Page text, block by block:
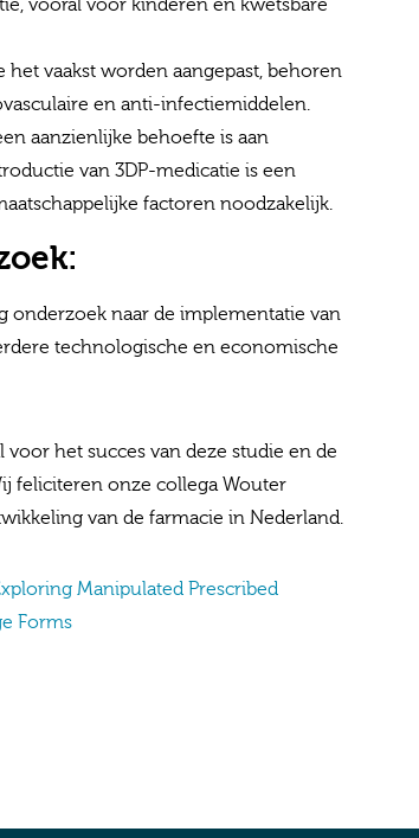
vooral voor kinderen en kwetsbare
vaakst worden aangepast, behoren
en anti-infectiemiddelen.
aanzienlijke behoefte is aan
van 3DP-medicatie is een
factoren noodzakelijk.
onderzoek naar de implementatie van
technologische en economische
het succes van deze studie en de
feliciteren onze collega Wouter
van de farmacie in Nederland.
Manipulated Prescribed
Forms